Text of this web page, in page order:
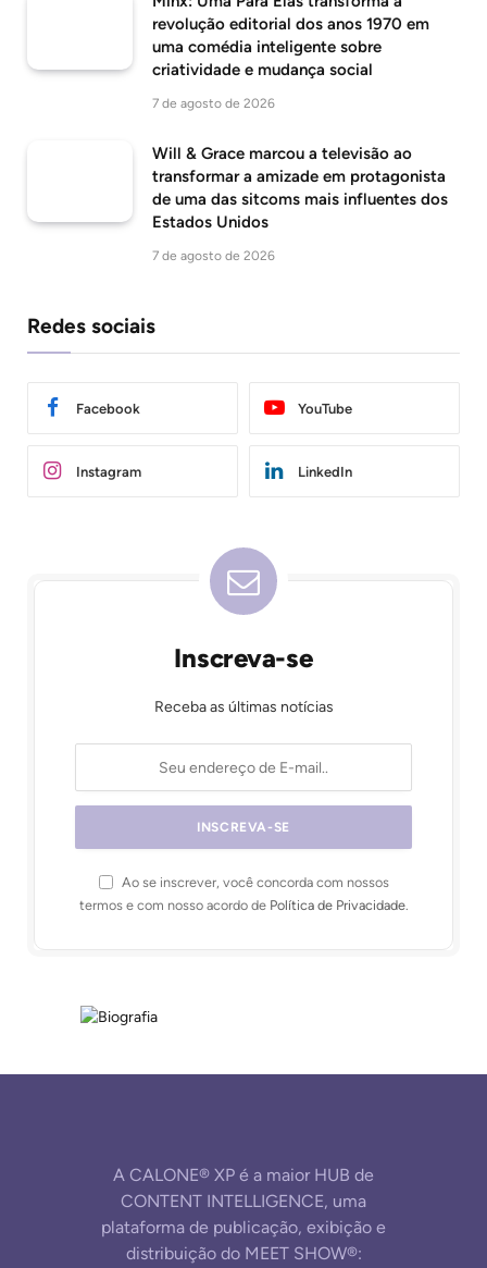
revolução editorial dos anos 1970 em
uma comédia inteligente sobre
criatividade e mudança social
7 de agosto de 2026
Will & Grace marcou a televisão ao
transformar a amizade em protagonista
de uma das sitcoms mais influentes dos
Estados Unidos
7 de agosto de 2026
Redes sociais
Facebook YouTube
Instagram LinkedIn
Inscreva-se
Receba as últimas notícias
Ao se inscrever, você concorda com nossos
termos e com nosso acordo de Política de Privacidade.
A CALONE® XP é a maior HUB de
CONTENT INTELLIGENCE, uma
plataforma de publicação, exibição e
distribuição do MEET SHOW®: